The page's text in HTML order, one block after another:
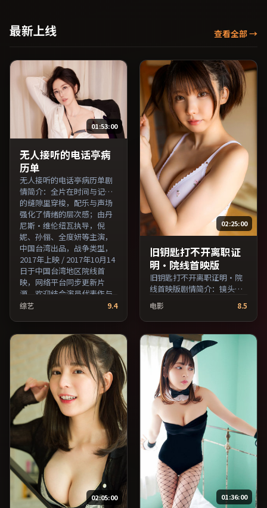
年11月2日于中国香港地区院
线首映，网络平台同步更新
对。（国产影视资源大全免
费条目索引，支持片名与演
员交叉检索。）
更新片源。上线后可持续关
费条目索引，支持片名与演
员交叉检索。）
最新上线 查看全部→
01:53:00
无人接听的电话亭病
历单
无人接听的电话亭病历单剧
情简介：全片在时间与记忆
的缝隙里穿梭，配乐与声场
强化了情绪的层次感；由丹
尼斯·维伦纽瓦执导，倪
妮、孙俪、全度妍等主演，
中国台湾出品，战争类型，
2017年上映 / 2017年10月14
日于中国台湾地区院线首
映，网络平台同步更新片
源。欢迎结合演员代表作与
导演序列作品一并检索观
员交叉检索。）
综艺 9.4
02:25:00
旧钥匙打不开离职证
明·院线首映版
旧钥匙打不开离职证明·院
线首映版剧情简介：镜头语
言克制而富有张力，剪辑节
奏贴合人物心理的起伏；由
贾樟柯执导，黄政民、周
迅、秦昊等主演，韩国出
品，家庭类型，2021年上映
/ 2021年9月2日于韩国地区
院线首映，网络平台同步更
新片源。推荐给喜爱现实主
义叙事与人文关怀题材的影
迷。（国产影视资源大全免
费条目索引，支持片名与演
员交叉检索。）
电影 8.5
02:05:00 01:36:00